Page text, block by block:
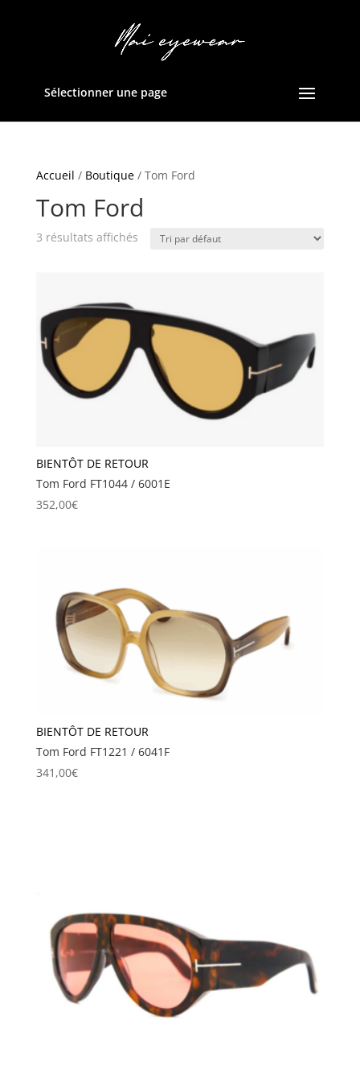
Sélectionner une page
Accueil / Boutique/ Tom Ford
Tom Ford
3 résultats affichés
BIENTÔT DE RETOUR
Tom Ford FT1044 / 6001E
352,00€
BIENTÔT DE RETOUR
Tom Ford FT1221 / 6041F
341,00€